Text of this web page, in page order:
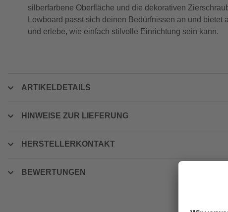
silberfarbene Oberfläche und die dekorativen
Lowboard passt sich deinen Bedürfnissen an und
und erlebe, wie einfach stilvolle Einrichtung sein kann.
ARTIKELDETAILS
HINWEISE ZUR LIEFERUNG
HERSTELLERKONTAKT
BEWERTUNGEN